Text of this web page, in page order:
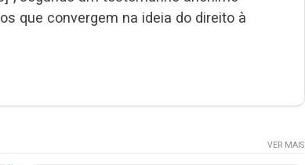
que convergem na ideia do direito à
VER MAIS